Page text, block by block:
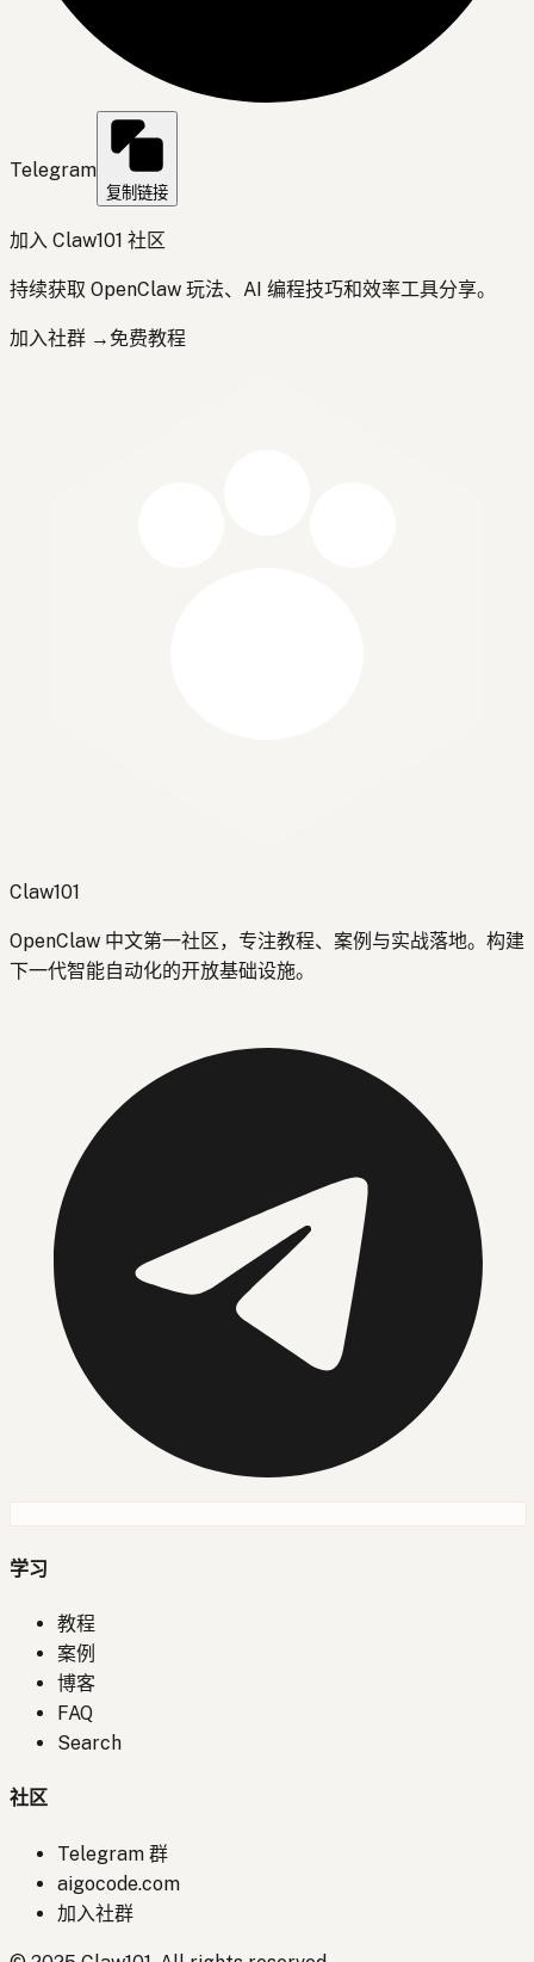
Telegram
复制链接
加入 Claw101 社区
持续获取 OpenClaw 玩法、AI 编程技巧和效率工具分享。
加入社群 → 免费教程
Claw101
OpenClaw 中文第一社区，专注教程、案例与实战落地。构建
下一代智能自动化的开放基础设施。
学习
教程
案例
博客
FAQ
Search
社区
Telegram 群
aigocode.com
加入社群